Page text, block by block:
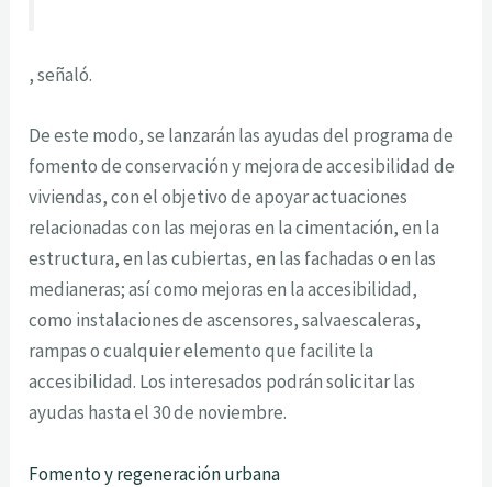
, señaló.
De este modo, se lanzarán las ayudas del programa de
fomento de conservación y mejora de accesibilidad de
viviendas, con el objetivo de apoyar actuaciones
relacionadas con las mejoras en la cimentación, en la
estructura, en las cubiertas, en las fachadas o en las
medianeras; así como mejoras en la accesibilidad,
como instalaciones de ascensores, salvaescaleras,
rampas o cualquier elemento que facilite la
accesibilidad. Los interesados podrán solicitar las
ayudas hasta el 30 de noviembre.
Fomento y regeneración urbana